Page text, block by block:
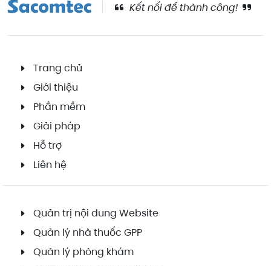
Kết nối để thành công!
Trang chủ
Giới thiệu
Phần mềm
Giải pháp
Hỗ trợ
Liên hệ
Quản trị nội dung Website
Quản lý nhà thuốc GPP
Quản lý phòng khám